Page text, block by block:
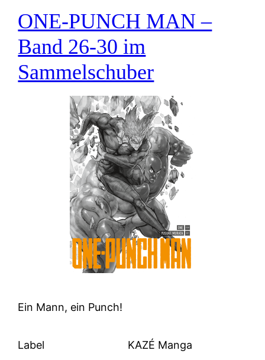
ONE-PUNCH MAN –
Band 26-30 im
Sammelschuber
Ein Mann, ein Punch!
Label KAZÉ Manga